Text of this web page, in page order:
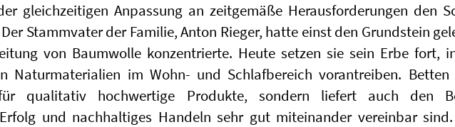
gleichzeitigen Anpassung an zeitgemäße Herausforderungen den
Stammvater der Familie, Anton Rieger, hatte einst den Grundstein
von Baumwolle konzentrierte. Heute setzen sie sein Erbe fort,
Naturmaterialien im Wohn- und Schlafbereich vorantreiben. Betten
qualitativ hochwertige Produkte, sondern liefert auch den
und nachhaltiges Handeln sehr gut miteinander vereinbar